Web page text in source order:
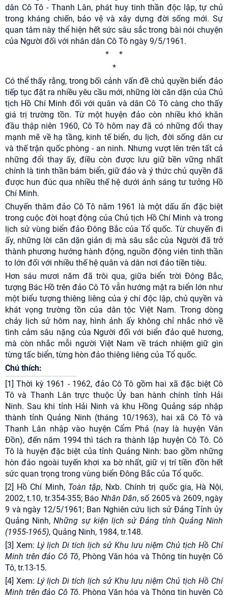
dân Cô Tô - Thanh Lân, phát huy tinh thần độc lập, tự chủ
trong kháng chiến, bảo vệ và xây dựng đời sống mới. Sự
quan tâm này thể hiện hết sức sâu sắc trong bài nói chuyện
của Người đối với nhân dân Cô Tô ngày 9/5/1961.
* *
*
Có thể thấy rằng, trong bối cảnh vấn đề chủ quyền biển đảo
tiếp tục đặt ra nhiều yêu cầu mới, những lời căn dặn của Chủ
tịch Hồ Chí Minh đối với quân và dân Cô Tô càng cho thấy
giá trị trường tồn. Từ một huyện đảo còn nhiều khó khăn
đầu thập niên 1960, Cô Tô hôm nay đã có những đổi thay
mạnh mẽ về hạ tầng, kinh tế biển, du lịch, đời sống dân cư
và thế trận quốc phòng - an ninh. Nhưng vượt lên trên tất cả
những đổi thay ấy, điều còn được lưu giữ bền vững nhất
chính là tinh thần bám biển, giữ đảo và ý thức chủ quyền đã
được hun đúc qua nhiều thế hệ dưới ánh sáng tư tưởng Hồ
Chí Minh.
Chuyến thăm đảo Cô Tô năm 1961 là một dấu ấn đặc biệt
trong cuộc đời hoạt động của Chủ tịch Hồ Chí Minh và trong
lịch sử vùng biển đảo Đông Bắc của Tổ quốc. Từ chuyến đi
ấy, những lời căn dặn giản dị mà sâu sắc của Người đã trở
thành phương hướng hành động, nguồn động viên tinh thần
to lớn đối với nhiều thế hệ quân và dân nơi đảo tiền tiêu.
Hơn sáu mươi năm đã trôi qua, giữa biển trời Đông Bắc,
tượng Bác Hồ trên đảo Cô Tô vẫn hướng mặt ra biển lớn như
một biểu tượng thiêng liêng của ý chí độc lập, chủ quyền và
khát vọng trường tồn của dân tộc Việt Nam. Trong dòng
chảy lịch sử hôm nay, hình ảnh ấy không chỉ nhắc nhớ về
tình cảm sâu nặng của Người đối với biển đảo quê hương,
mà còn nhắc mỗi người Việt Nam về trách nhiệm giữ gìn
từng tấc biển, từng hòn đảo thiêng liêng của Tổ quốc.
Chú thích:
[1] Thời kỳ 1961 - 1962, đảo Cô Tô gồm hai xã đặc biệt Cô
Tô và Thanh Lân trực thuộc Ủy ban hành chính tỉnh Hải
Ninh. Sau khi tỉnh Hải Ninh và khu Hồng Quảng sáp nhập
thành tỉnh Quảng Ninh (tháng 10/1963), hai xã Cô Tô và
Thanh Lân nhập vào huyện Cẩm Phả (nay là huyện Vân
Đồn), đến năm 1994 thì tách ra thành lập huyện Cô Tô. Cô
Tô là huyện đặc biệt của tỉnh Quảng Ninh: bao gồm những
hòn đảo ngoài tuyến khơi xa bờ nhất, giữ vị trí tiền đồn hết
sức quan trọng trong vùng biển Đông Bắc của Tổ quốc.
[2] Hồ Chí Minh, Toàn tập, Nxb. Chính trị quốc gia, Hà Nội,
2002, t.10, tr.354-355; Báo Nhân Dân, số 2605 và 2609, ngày
9 và ngày 12/5/1961; Ban Nghiên cứu lịch sử Đảng Tỉnh ủy
Quảng Ninh,Những sự kiện lịch sử Đảng tỉnh Quảng Ninh
(1955-1965), Quảng Ninh, 1984, tr.148.
[3] Xem: Lý lịch Di tích lịch sử Khu lưu niệm Chủ tịch Hồ Chí
Minh trên đảo Cô Tô, Phòng Văn hóa và Thông tin huyện Cô
Tô, tr.13-15.
[4] Xem: Lý lịch Di tích lịch sử Khu lưu niệm Chủ tịch Hồ Chí
Minh trên đảo Cô Tô, Phòng Văn hóa và Thông tin huyện Cô